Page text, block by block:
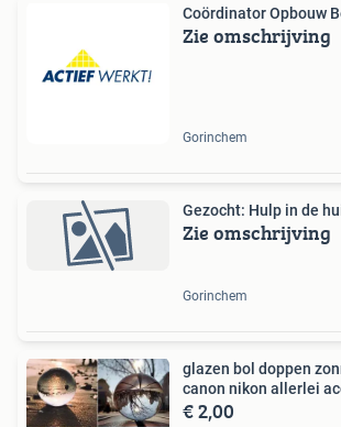
Coördinator Opbouw
Zie omschrijving
Gorinchem
Gezocht: Hulp in de
Zie omschrijving
Gorinchem
glazen bol doppen
canon nikon allerlei
€ 2,00